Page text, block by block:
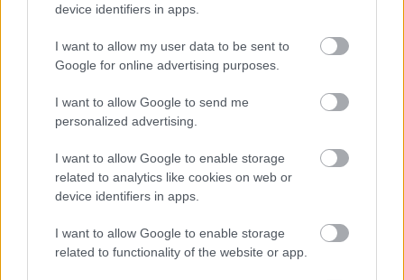
device identifiers in apps.
I want to allow my user data to be sent to
Google for online advertising purposes.
I want to allow Google to send me
personalized advertising.
I want to allow Google to enable storage
related to analytics like cookies on web or
device identifiers in apps.
I want to allow Google to enable storage
related to functionality of the website or app.
Tetszem Neked, szeretnél még látni rólam képeket?
" - érkezik a kérdés kattintás után a Girls of Paradise
nevű oldalon chatjén a ...